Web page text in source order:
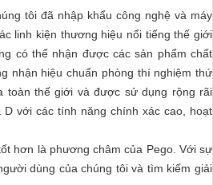
tôi đã nhập khẩu công nghệ và máy
linh kiện thương hiệu nổi tiếng thế giới
có thể nhận được các sản phẩm chất
nhận hiệu chuẩn phòng thí nghiệm thứ
toàn thế giới và được sử dụng rộng rãi
với các tính năng chính xác cao, hoạt
hơn là phương châm của Pego. Với sự
dùng của chúng tôi và tìm kiếm giải